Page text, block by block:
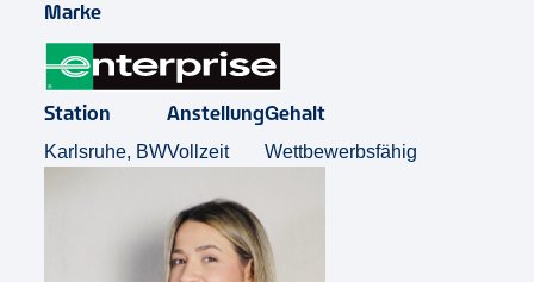
Marke
Station
Karlsruhe, BW
Anstellung
Vollzeit
Gehalt
Wettbewerbsfähig